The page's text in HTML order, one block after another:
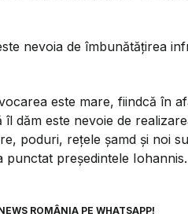
nevoia de îmbunătățirea
este mare, fiindcă în
dăm este nevoie de
poduri, reţele şamd şi noi
preşedintele Iohannis.
ROMÂNIA PE WHATSAPP!